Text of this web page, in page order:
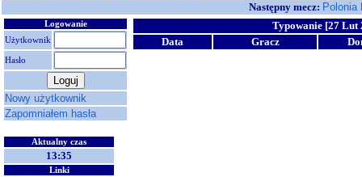
Następny mecz:
Logowanie
Użytkownik
Hasło
Nowy użytkownik
Zapomniałem hasła
Aktualny czas
13:35
Linki
Typowanie [27 Lut
Data
Gracz